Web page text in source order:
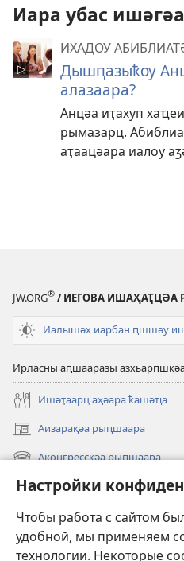
Настройки
Чтобы работа с сайтом
удобной, мы применяем
технологии. Некоторые
Иара убас
ИХАДОУ
Дышԥазыҟоу
алазаара?
Анцәа иҭахуп
рымазарц.
аҭаацәара иалоу
JW.ORG® / ИЕГОВА ИШАҲАҬЦӘА
Иалышәх иарбан ԥшшәу
Ирласны аԥшааразы
Ишәҭаарц аҳәара ҟашәҵа
Аизарақәа рыԥшаара
(opens
new Аконгрессқәа рыԥшаара
(opens
new
window)
Иҿыцу
Авидео
Аԥшаара